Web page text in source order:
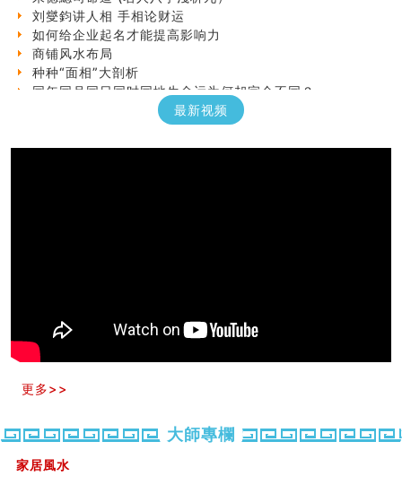
刘燮鈞讲人相 手相论财运
如何给企业起名才能提高影响力
商铺风水布局
种种“面相”大剖析
同年同月同日同时同地生命运为何却完全不同？
商舖大門的風水原則 (上)
四墓库真诠
套房風水怎麼看？ 租屋風水禁忌有哪些？搬家禁忌要注
意！
精选1500个五行属金的字
精选1000个五行属土的字
人的面相看财运
最新视频
更多>>
大師專欄
家居風水